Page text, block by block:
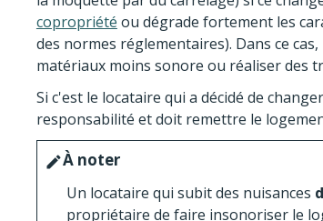
copropriété ou dégrade fortement les
des normes réglementaires). Dans ce
matériaux moins sonore ou réaliser des
Si c'est le locataire qui a décidé de
responsabilité et doit remettre le
editÀ noter
Un locataire qui subit des nuisances
propriétaire de faire insonoriser le